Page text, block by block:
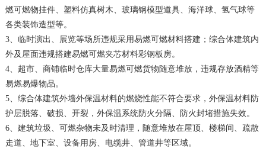
燃可燃物挂件、塑料仿真树木、玻璃钢模型道具、海洋球、氢气球等
各类装饰造型等。
3、临时演出、展览等场所违规采用易燃可燃材料搭建；综合体建筑内
外及屋面违规搭建易燃可燃夹芯材料彩钢板房。
4、超市、商铺临时仓库大量易燃可燃货物随意堆放，违规存放酒精等
易燃易爆物品。
5、综合体建筑外墙外保温材料的燃烧性能不符合要求，外保温材料防
护层脱落、破损、开裂，外保温系统防火分隔、防火封堵措施失效。
6、建筑垃圾、可燃杂物未及时清理，随意堆放在屋顶、楼梯间、疏散
走道、地下室、设备用房、电缆井、管道井等区域。